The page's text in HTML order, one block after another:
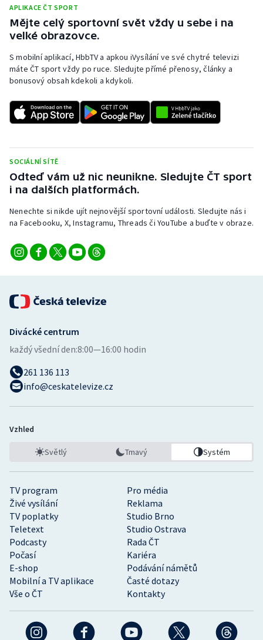
Rychlobruslení
Rychlostní kanoistika
Short track
Stolní tenis
Triatlon
Veslování
Vodní slalom
Ostatní
APLIKACE ČT SPORT
Mějte celý sportovní svět vždy u sebe i na
velké obrazovce.
S mobilní aplikací, HbbTV a apkou iVysílání ve své chytré televizi
máte ČT sport vždy po ruce. Sledujte přímé přenosy, články a
bonusový obsah kdekoli a kdykoli.
SOCIÁLNÍ SÍTĚ
Odteď vám už nic neunikne. Sledujte ČT sport
i na dalších platformách.
Nenechte si nikde ujít nejnovější sportovní události. Sledujte nás i
na Facebooku, X, Instagramu, Threads či YouTube a buďte v obraze.
TV program
Pro média
Živé vysílání
Reklama
TV poplatky
Studio Brno
Teletext
Studio Ostrava
Podcasty
Rada ČT
Počasí
Kariéra
E-shop
Podávání námětů
Mobilní a TV aplikace
Časté dotazy
Vše o ČT
Kontakty
Divácké centrum
každý všední den:8:00—16:00 hodin
261 136 113
info@ceskatelevize.cz
Vzhled
Světlý Tmavý Systém